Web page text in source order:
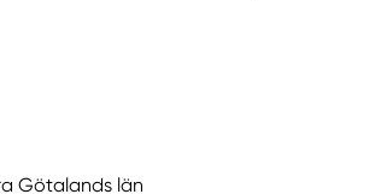
Götalands län